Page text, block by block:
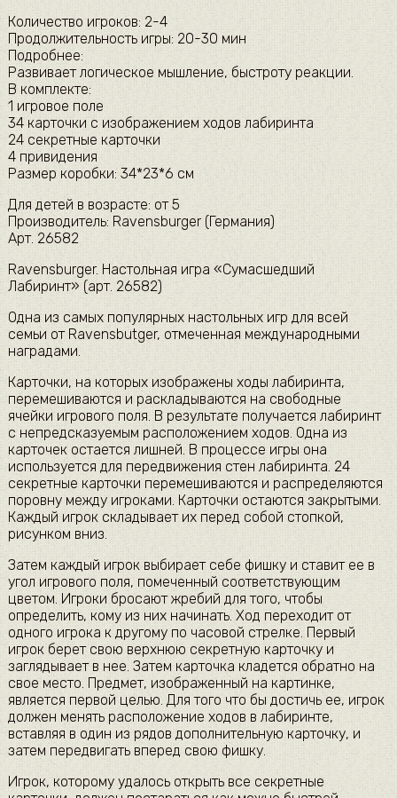
Количество игроков: 2-4
Продолжительность игры: 20-30 мин
Подробнее:
Развивает логическое мышление, быстроту реакции.
В комплекте:
1 игровое поле
34 карточки с изображением ходов лабиринта
24 секретные карточки
4 привидения
Размер коробки: 34*23*6 см
Для детей в возрасте: от 5
Производитель: Ravensburger (Германия)
Арт. 26582
Ravensburger. Настольная игра «Сумасшедший
Лабиринт» (арт. 26582)
Одна из самых популярных настольных игр для всей
семьи от Ravensbutger, отмеченная международными
наградами.
Карточки, на которых изображены ходы лабиринта,
перемешиваются и раскладываются на свободные
ячейки игрового поля. В результате получается лабиринт
с непредсказуемым расположением ходов. Одна из
карточек остается лишней. В процессе игры она
используется для передвижения стен лабиринта. 24
секретные карточки перемешиваются и распределяются
поровну между игроками. Карточки остаются закрытыми.
Каждый игрок складывает их перед собой стопкой,
рисунком вниз.
Затем каждый игрок выбирает себе фишку и ставит ее в
угол игрового поля, помеченный соответствующим
цветом. Игроки бросают жребий для того, чтобы
определить, кому из них начинать. Ход переходит от
одного игрока к другому по часовой стрелке. Первый
игрок берет свою верхнюю секретную карточку и
заглядывает в нее. Затем карточка кладется обратно на
свое место. Предмет, изображенный на картинке,
является первой целью. Для того что бы достичь ее, игрок
должен менять расположение ходов в лабиринте,
вставляя в один из рядов дополнительную карточку, и
затем передвигать вперед свою фишку.
Игрок, которому удалось открыть все секретные